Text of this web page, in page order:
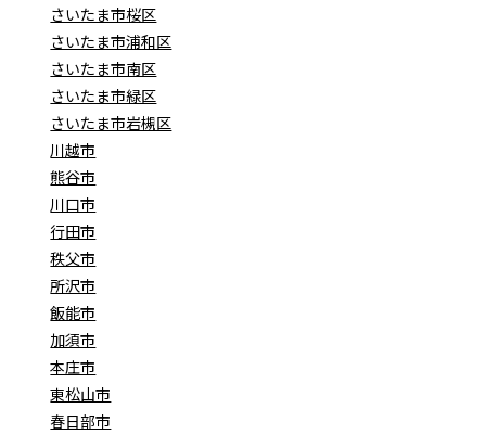
さいたま市桜区
さいたま市浦和区
さいたま市南区
さいたま市緑区
さいたま市岩槻区
川越市
熊谷市
川口市
行田市
秩父市
所沢市
飯能市
加須市
本庄市
東松山市
春日部市